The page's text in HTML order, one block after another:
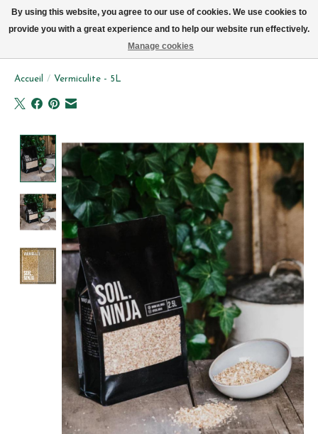
Accueil / Vermiculite - 5L
Product image slideshow Items
By using this website, you agree to our use of cookies. We use cookies to
provide you with a great experience and to help our website run effectively.
Manage cookies